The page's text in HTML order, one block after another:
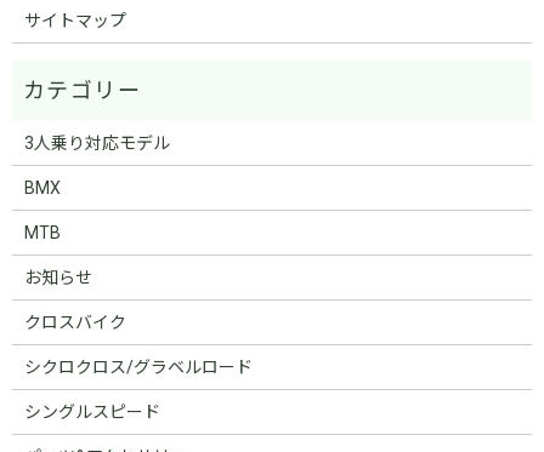
サイトマップ
3人乗り対応モデル
BMX
MTB
お知らせ
クロスバイク
シクロクロス/グラベルロード
シングルスピード